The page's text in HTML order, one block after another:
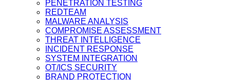
PENETRATION TESTING
REDTEAM
MALWARE ANALYSIS
COMPROMISE ASSESSMENT
THREAT INTELLIGENCE
INCIDENT RESPONSE
SYSTEM INTEGRATION
OT/ICS SECURITY
BRAND PROTECTION